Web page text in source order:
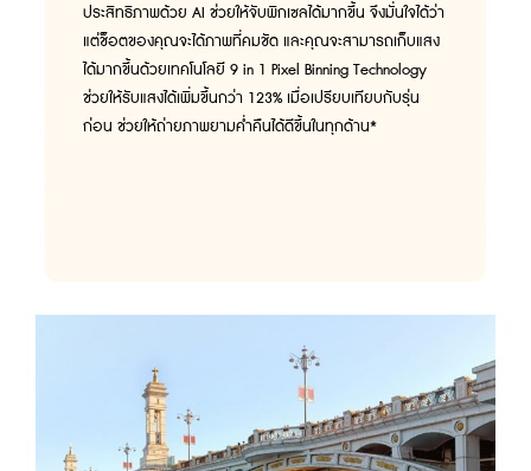
ประสิทธิภาพด้วย AI ช่วยให้จับพิกเซลได้มากขึ้น จึงมั่นใจได้ว่า
แต่ช็อตของคุณจะได้ภาพที่คมชัด และคุณจะสามารถเก็บแสง
ได้มากขึ้นด้วยเทคโนโลยี 9 in 1 Pixel Binning Technology
ช่วยให้รับแสงได้เพิ่มขึ้นกว่า 123% เมื่อเปรียบเทียบกับรุ่น
ก่อน ช่วยให้ถ่ายภาพยามค่ำคืนได้ดีขึ้นในทุกด้าน*